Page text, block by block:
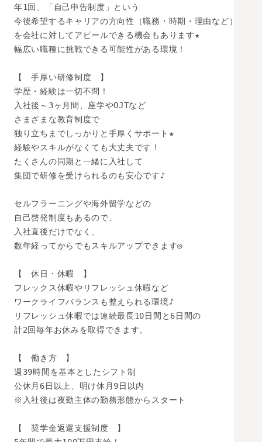
年1回、「自己申告制度」という
今後希望するキャリアの方向性（職務・時期・理由など）
を会社に対してアピールできる機会もあります★
幅広い職種に挑戦できる可能性がある環境！
【　手厚い研修制度　】
学歴・経験は一切不問！
入社後～3ヶ月間、座学やOJTなど
さまざまな教育制度で
独り立ちまでしっかりと手厚くサポート★
経験やスキルがなくても大丈夫です！
たくさんの同期と一緒に入社して
集団で研修を受けられるのも安心です♪
セルフラーニングや海外留学などの
自己啓発制度もあるので、
入社直後だけでなく、
数年経ってからでもスキルアップできます◎
【　休日・休暇　】
フレックス休暇やリフレッシュ休暇など
ワークライフバランスも整えられる環境♪
リフレッシュ休暇では連続最長10日間と6日間の
計2回毎年お休みを取得できます。
【　働き方　】
週39時間を基本としたシフト制
公休月6日以上、明け休月9日以内
※入社後は夜勤主体の勤務形態からスタート
【　奨学金返還支援制度　】